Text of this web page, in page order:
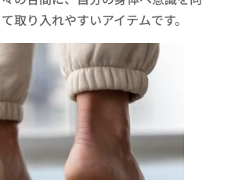
取り入れやすいアイテムです。